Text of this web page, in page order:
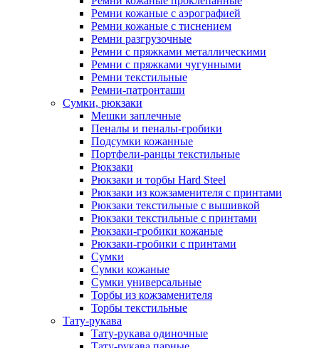
Ремни кожаные с аэрографией
Ремни кожаные с тиснением
Ремни разгрузочные
Ремни с пряжками металлическими
Ремни с пряжками чугунными
Ремни текстильные
Ремни-патронташи
Сумки, рюкзаки
Мешки заплечные
Пеналы и пеналы-гробики
Подсумки кожанные
Портфели-ранцы текстильные
Рюкзаки
Рюкзаки и торбы Hard Steel
Рюкзаки из кожзаменителя с принтами
Рюкзаки текстильные с вышивкой
Рюкзаки текстильные с принтами
Рюкзаки-гробики кожаные
Рюкзаки-гробики с принтами
Сумки
Сумки кожаные
Сумки универсальные
Торбы из кожзаменителя
Торбы текстильные
Тату-рукава
Тату-рукава одиночные